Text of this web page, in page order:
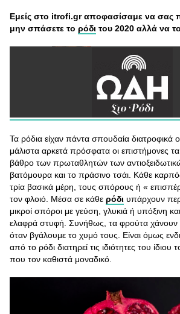
Εμείς στο itrofi.gr αποφασίσαμε να σας
μην σπάσετε το ρόδι του 2020 αλλά να το
Τα ρόδια είχαν πάντα σπουδαία διατροφικά
μάλιστα αρκετά πρόσφατα οι επιστήμονες
βάθρο των πρωταθλητών των
βατόμουρα και το πράσινο τσάι. Κάθε
τρία βασικά μέρη, τους σπόρους ή «
τον φλοιό. Μέσα σε κάθε ρόδι υπάρχουν
μικροί σπόροι με γεύση, γλυκιά ή υπόξινη
ελαφρά στυφή. Συνήθως, τα φρούτα χάνουν
όταν βγάλουμε το χυμό τους. Είναι όμως
από το ρόδι διατηρεί τις ιδιότητες του
που τον καθιστά μοναδικό.